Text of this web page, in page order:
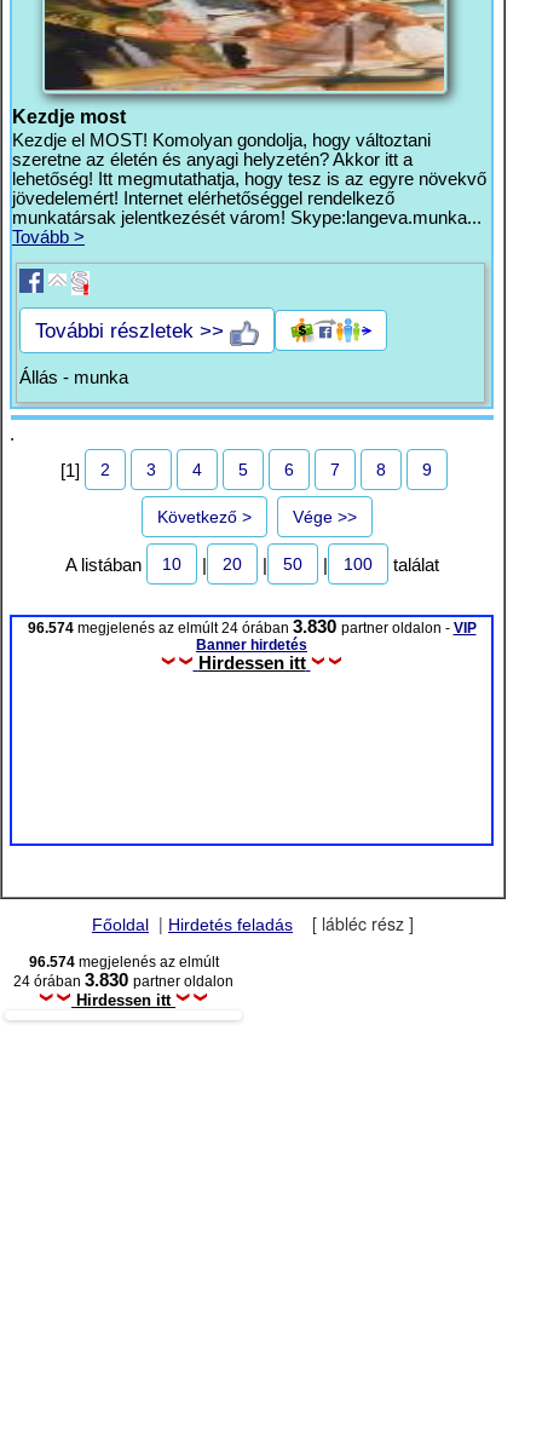
Kezdje most
Kezdje el MOST! Komolyan gondolja, hogy változtani
szeretne az életén és anyagi helyzetén? Akkor itt a
lehetőség! Itt megmutathatja, hogy tesz is az egyre növekvő
jövedelemért! Internet elérhetőséggel rendelkező
munkatársak jelentkezését várom! Skype:langeva.munka...
Tovább >
További részletek >>
Állás - munka
.
[1]
2 3 4 5 6 7 8 9
Következő > Vége >>
A listában 10 20 50 100 találat
96.574megjelenés az elmúlt 24 órában 3.830 partner oldalon - VIP
Banner hirdetés
Hirdessen itt
Főoldal | Hirdetés feladás [ lábléc rész ]
96.574megjelenés az elmúlt
24 órában 3.830 partner oldalon
Hirdessen itt